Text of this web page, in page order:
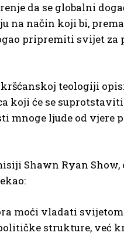
da se globalni
na način koji bi,
pripremiti svijet za
teologiji
koji će se suprotstaviti
mnoge ljude od vjere
Shawn Ryan Show,
moći vladati
strukture, već